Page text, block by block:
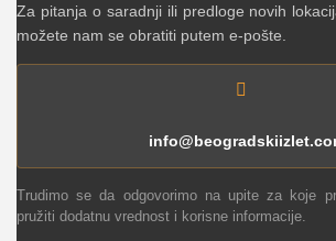
Za pitanja o saradnji ili predloge novih
možete nam se obratiti putem e-pošte.
Trudimo se da odgovorimo na upite za koje
pružiti dodatnu vrednost i korisne informacije.